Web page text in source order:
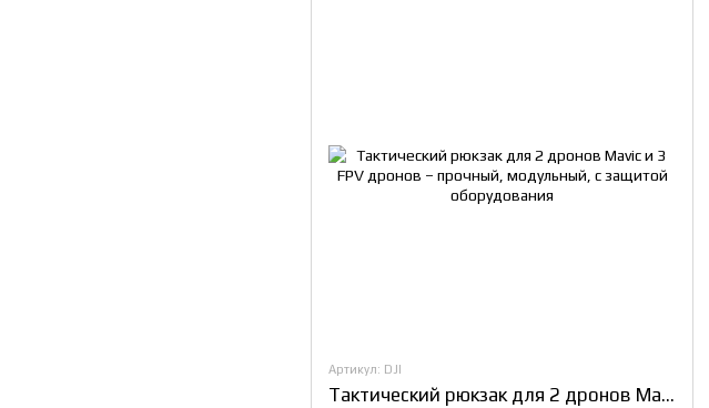
Артикул: DJI
Тактический рюкзак для 2 дронов Mavic и 3 FPV дронов – прочный, модульный, с защитой оборудования